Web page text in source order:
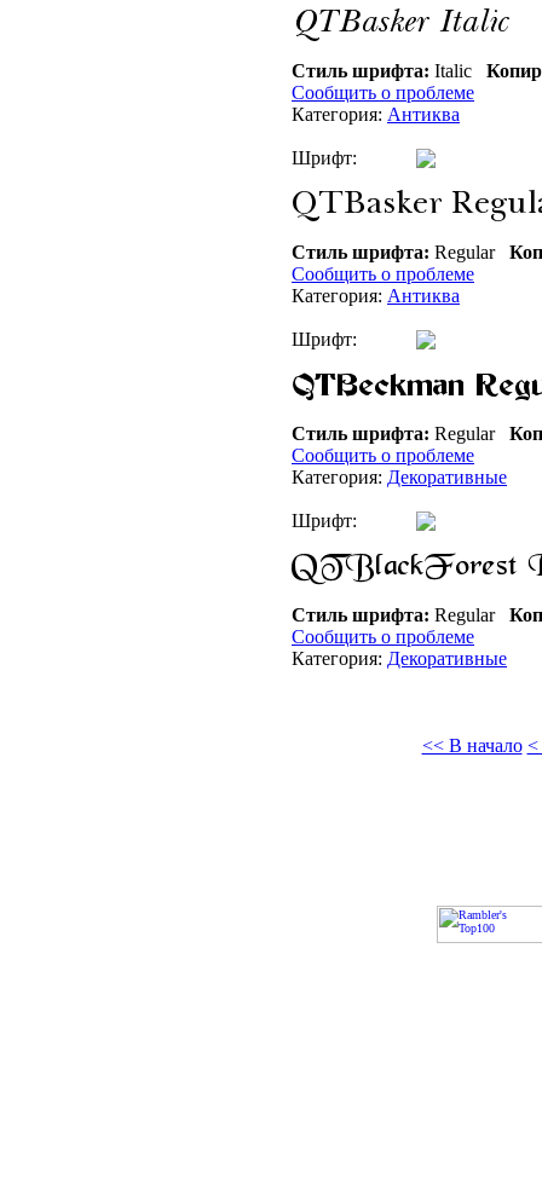
Стиль шрифта: Italic
Сообщить о проблеме
Категория: Антиква
Шрифт:
Стиль шрифта: Regular
Сообщить о проблеме
Категория: Антиква
Шрифт:
Стиль шрифта: Regular
Сообщить о проблеме
Категория: Декоративные
Шрифт:
Стиль шрифта: Regular
Сообщить о проблеме
Категория: Декоративные
<< В начало <